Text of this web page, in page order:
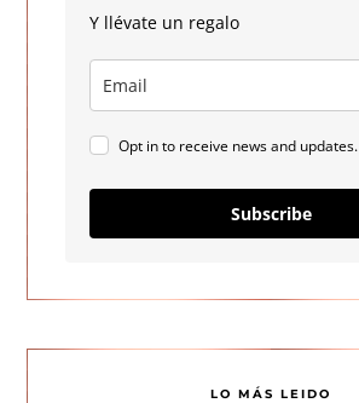
Y llévate un regalo
Opt in to receive news and updates.
Subscribe
LO MÁS LEIDO